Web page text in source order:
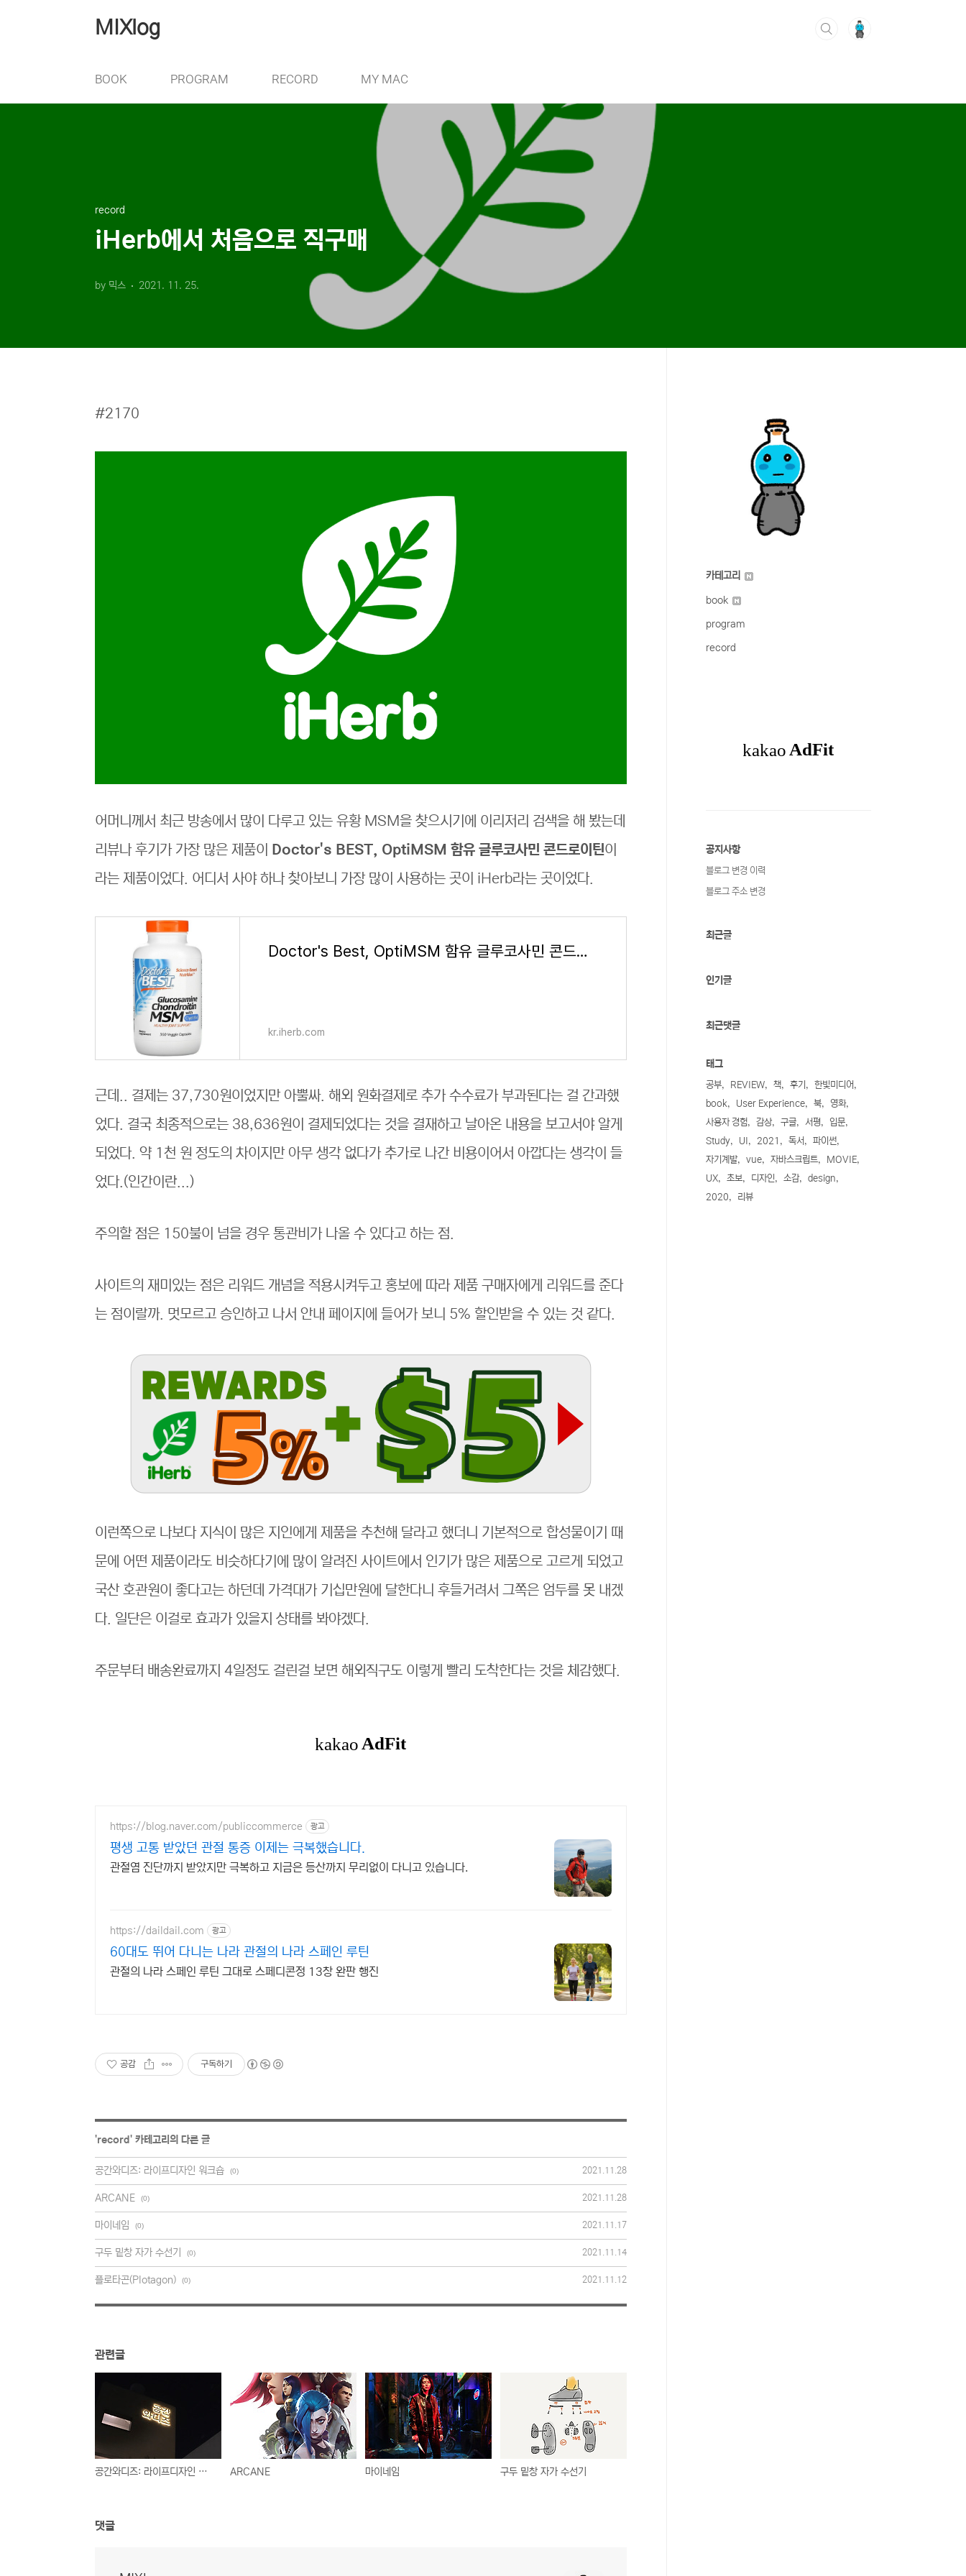
MIXlog
BOOK PROGRAM RECORD MY MAC
record
iHerb에서 처음으로 직구매
by 믹스 2021. 11. 25.
#2170
어머니께서 최근 방송에서 많이 다루고 있는 유황 MSM을 찾으시기에 이리저리 검색을 해 봤는데
리뷰나 후기가 가장 많은 제품이
Doctor's BEST, OptiMSM 함유 글루코사민 콘드로이틴이
라는 제품이었다. 어디서 사야 하나 찾아보니 가장 많이 사용하는 곳이 iHerb라는 곳이었다.
Doctor's Best, OptiMSM 함유 글루코사민 콘드로이틴 MSM, 베지 캡슐 360정
kr.iherb.com
근데.. 결제는 37,730원이었지만 아뿔싸. 해외 원화결제로 추가 수수료가 부과된다는 걸 간과했
었다. 결국 최종적으로는 38,636원이 결제되었다는 것을 결재하고 날아온 내용을 보고서야 알게
되었다. 약 1천 원 정도의 차이지만 아무 생각 없다가 추가로 나간 비용이어서 아깝다는 생각이 들
었다.(인간이란...)
주의할 점은 150불이 넘을 경우 통관비가 나올 수 있다고 하는 점.
사이트의 재미있는 점은 리워드 개념을 적용시켜두고 홍보에 따라 제품 구매자에게 리워드를 준다
는 점이랄까. 멋모르고 승인하고 나서 안내 페이지에 들어가 보니 5% 할인받을 수 있는 것 같다.
이런쪽으로 나보다 지식이 많은 지인에게 제품을 추천해 달라고 했더니 기본적으로 합성물이기 때
문에 어떤 제품이라도 비슷하다기에 많이 알려진 사이트에서 인기가 많은 제품으로 고르게 되었고
국산 호관원이 좋다고는 하던데 가격대가 기십만원에 달한다니 후들거려서 그쪽은 엄두를 못 내겠
다. 일단은 이걸로 효과가 있을지 상태를 봐야겠다.
주문부터 배송완료까지 4일정도 걸린걸 보면 해외직구도 이렇게 빨리 도착한다는 것을 체감했다.
https://blog.naver.com/publiccommerce 광고
평생 고통 받았던 관절 통증 이제는 극복했습니다.
관절염 진단까지 받았지만 극복하고 지금은 등산까지 무리없이 다니고 있습니다.
https://daildail.com 광고
60대도 뛰어 다니는 나라 관절의 나라 스페인 루틴
관절의 나라 스페인 루틴 그대로 스페디콘정 13창 완판 행진
공감 구독하기
'record' 카테고리의 다른 글
공간와디즈: 라이프디자인 워크숍 (0) 2021.11.28
ARCANE (0) 2021.11.28
마이네임 (0) 2021.11.17
구두 밑창 자가 수선기 (0) 2021.11.14
플로타곤(Plotagon) (0) 2021.11.12
관련글
공간와디즈: 라이프디자인 워크숍 ARCANE 마이네임 구두 밑창 자가 수선기
댓글
카테고리
book
program
record
공지사항
블로그 변경 이력
블로그 주소 변경
최근글
인기글
최근댓글
태그
공부 REVIEW 책 후기
한빛미디어
book
User Experience 북
영화
사용자 경험
감상 구글 서평
입문
Study
UI 2021 독서
파이썬
자기계발
vue 자바스크립트
MOVIE
UX
초보 디자인 소감
design
2020
리뷰